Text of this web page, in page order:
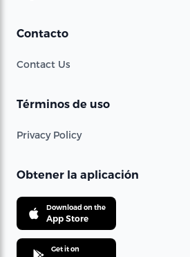
Contacto
Contact Us
Términos de uso
Privacy Policy
Obtener la aplicación
Download on the
App Store
Get it on